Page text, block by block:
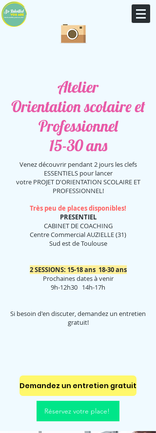
Atelier
Orientation scolaire et
Professionnel
15-30 ans
Venez découvrir pendant 2 jours les clefs
ESSENTIELS pour lancer
votre PROJET D'ORIENTATION SCOLAIRE ET
PROFESSIONNEL!
Très peu de places disponibles!
PRESENTIEL
CABINET DE COACHING
Centre Commercial AUZIELLE (31)
Sud est de Toulouse
2 SESSIONS: 15-18 ans 18-30 ans
Prochaines dates à venir
9h-12h30 14h-17h
Si besoin d'en discuter, demandez un entretien
gratuit!
Demandez un entretien gratuit
Réservez votre place!